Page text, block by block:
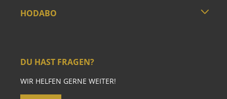
HODABO
DU HAST FRAGEN?
WIR HELFEN GERNE WEITER!